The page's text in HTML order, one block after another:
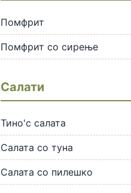
Помфрит
Помфрит со сирење
Салати
Тино'с салата
Салата со туна
Салата со пилешко